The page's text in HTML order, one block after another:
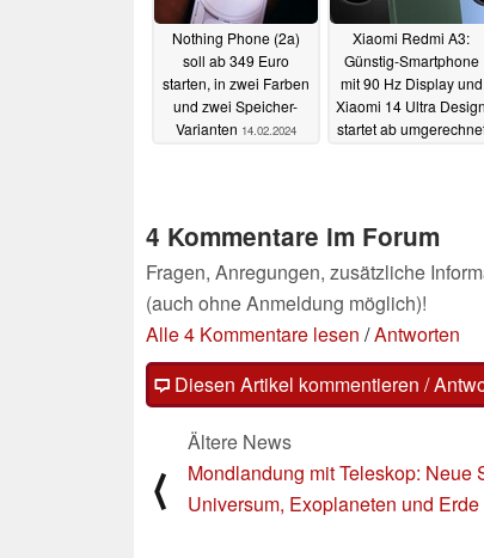
Nothing Phone (2a)
soll ab 349 Euro
starten, in zwei Farben
und zwei Speicher-
Varianten 14.02.2024
Xiaomi Redmi A3:
Günstig-Smartphone
mit 90 Hz Display und
Xiaomi 14 Ultra Design
startet ab
4 Kommentare im Forum
Fragen, Anregungen, zusätzliche
(auch ohne Anmeldung möglich)!
Alle 4 Kommentare lesen /Antworten
Diesen Artikel kommentieren /
⟨
Ältere News
Mondlandung mit Teleskop: Neue
Universum, Exoplaneten und Erde